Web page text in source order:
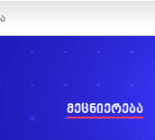
მეცნიერება